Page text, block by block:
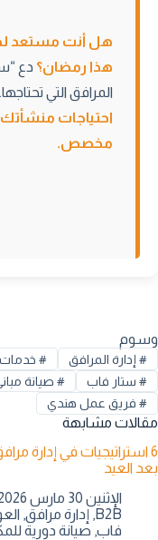
هل أنت مستعد
هذا رمضان؟ دع
المرافق التي تحتاجها.
احتياجات
مخصص.
وسوم
#إدارة المرافق #
#ستار فاب #صيانة
#فريق عمل هندي
مقالات مشابهة
6 استراتيجيات في إدارة
بعد العيد
الإثنين 30 مارس 2026
B2B
, إدارة مرافق,
فاب, صيانة دورية